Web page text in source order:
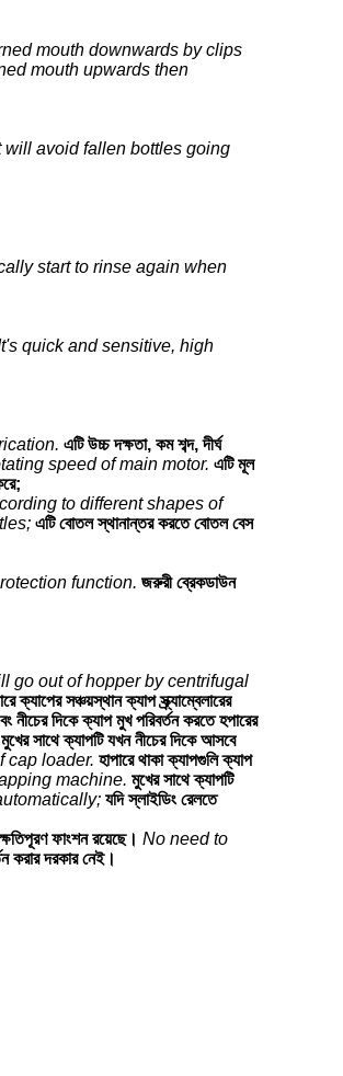
mouth downwards by clips
mouth upwards then
will avoid fallen bottles going
start to rinse again when
quick and sensitive, high
এটি উচ্চ দক্ষতা, কম শব্দ, দীর্ঘ
speed of main motor. এটি মূল
to different shapes of
এটি বোতল স্থানান্তর করতে বোতল বেস
function. জরুরী ব্রেকডাউন
go out of hopper by centrifugal
ক্যাপের সঞ্চয়স্থান ক্যাপ স্ক্র্যাম্বেলারের
নীচের দিকে ক্যাপ মুখ পরিবর্তন করতে হপারের
মুখের সাথে ক্যাপটি যখন নীচের দিকে আসবে
cap loader. হাপারে থাকা ক্যাপগুলি ক্যাপ
machine. মুখের সাথে ক্যাপটি
যদি স্লাইডিং রেলতে
ফাংশন রয়েছে। No need to
করার দরকার নেই।